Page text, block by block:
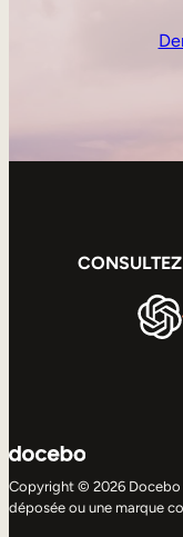
Copyright © 2026 Docebo
déposée ou une marque